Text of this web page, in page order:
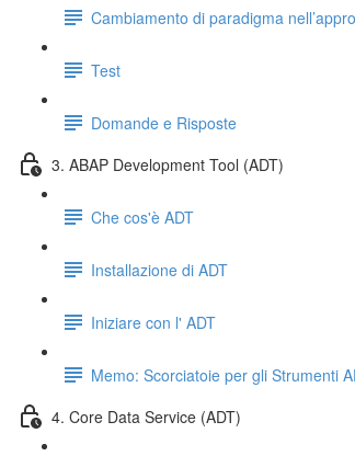
Cambiamento di paradigma
Test
Domande e Risposte
3. ABAP Development Tool (ADT)
Che cos'è ADT
Installazione di ADT
Iniziare con l' ADT
Memo: Scorciatoie per gli Strumenti
4. Core Data Service (ADT)